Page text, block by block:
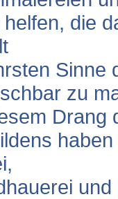
die
Sinne
zu
Drang